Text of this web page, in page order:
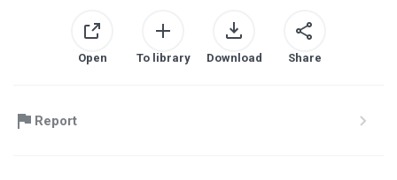
Open To library Download Share
Report